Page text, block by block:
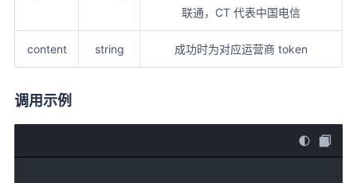
联通，CT 代表中国电信
content string 成功时为对应运营商 token
调用示例